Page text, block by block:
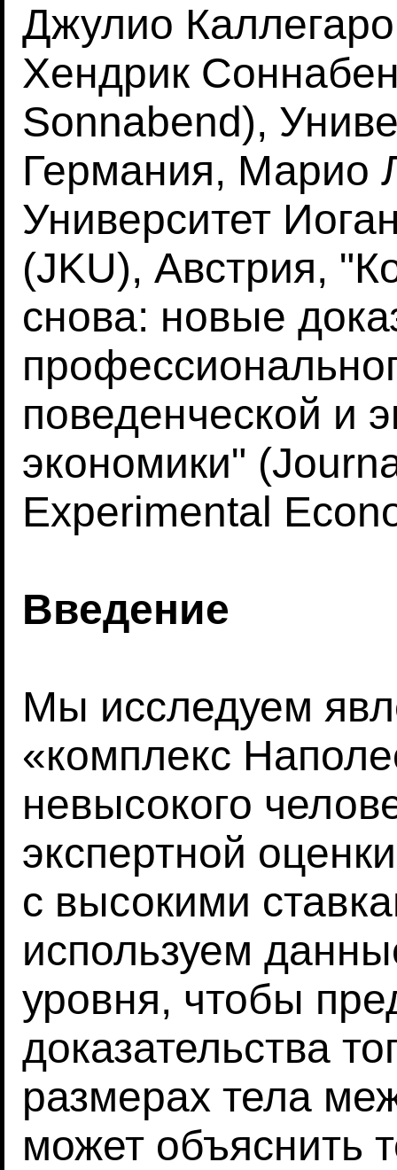
Джулио
Хендрик
Sonnabend),
Германия, Марио
Университет
(JKU), Австрия,
снова: новые
поведенческой и
экономики"
Experimental
Введение
Мы исследуем
«комплекс
невысокого
экспертной
с высокими
используем
уровня, чтобы
доказательства
размерах тела
может объяснить